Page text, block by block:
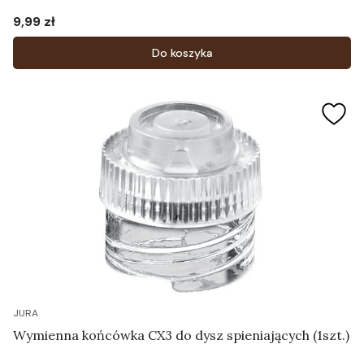
Cena
9,99 zł
Do koszyka
JURA
Wymienna końcówka CX3 do dysz spieniających (1szt.)